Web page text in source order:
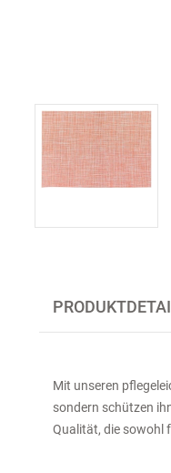
Mit unseren
sondern schützen
Qualität, die sowohl